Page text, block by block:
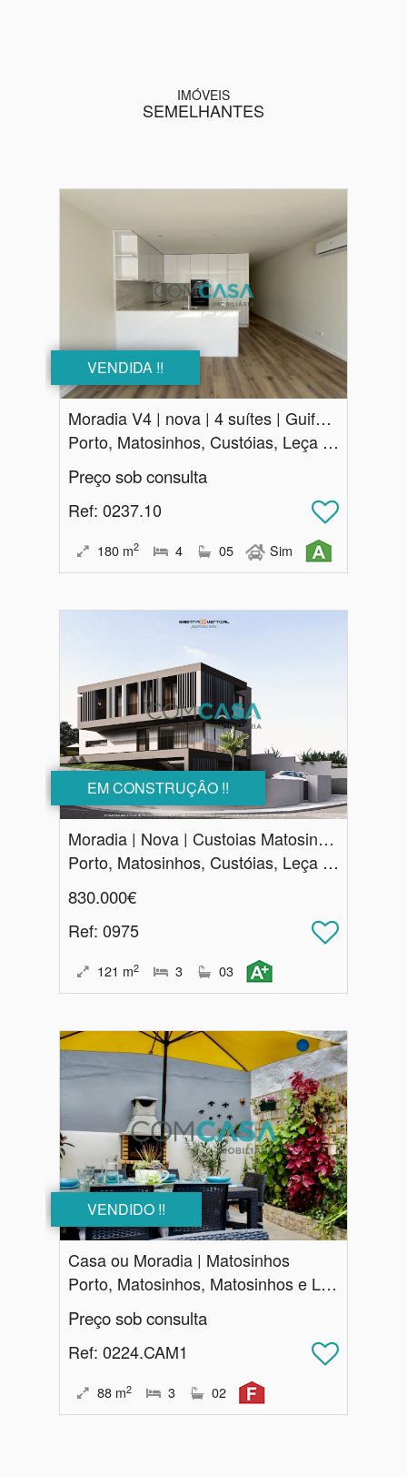
IMÓVEIS
SEMELHANTES
VENDIDA !!
Moradia V4 | nova | 4 suítes | Guifoes Matosinhos
Porto, Matosinhos, Custóias, Leça do Balio e Guifões
Preço sob consulta
Ref: 0237.10
180 m2 4 05 Sim
EM CONSTRUÇÂO !!
Moradia | Nova | Custoias Matosinhos
Porto, Matosinhos, Custóias, Leça do Balio e Guifões
830.000€
Ref: 0975
121 m2 3 03
VENDIDO !!
Casa ou Moradia | Matosinhos
Porto, Matosinhos, Matosinhos e Leça da Palmeira
Preço sob consulta
Ref: 0224.CAM1
88 m2 3 02